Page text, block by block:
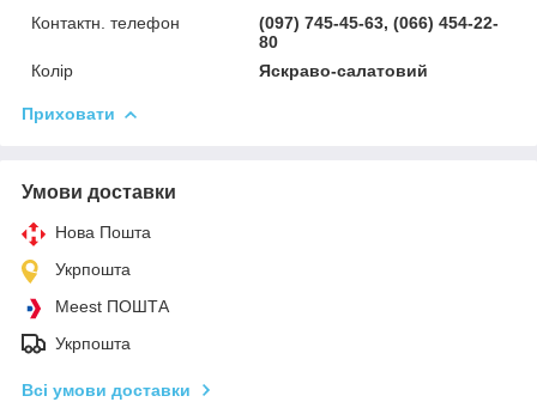
Контактн. телефон
(097) 745-45-63, (066) 454-22-
80
Колір
Яскраво-салатовий
Приховати
Умови доставки
Нова Пошта
Укрпошта
Meest ПОШТА
Укрпошта
Всі умови доставки